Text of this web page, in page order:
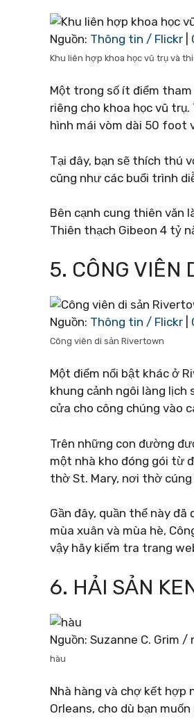
Nguồn: Thông tin / Flickr
Khu liên hợp khoa học vũ trụ và
Một trong số ít điểm
riêng cho khoa học vũ
hình mái vòm dài 50 foot
Tại đây, bạn sẽ thích thú
cũng như các buổi trình
Bên cạnh cung thiên văn
Thiên thạch Gibeon 4 tỷ
5. CÔNG VIÊN
Nguồn: Thông tin / Flickr
Công viên di sản Rivertown
Một điểm nổi bật khác ở
khung cảnh ngôi làng lịch
cửa cho công chúng vào
Trên những con đường
một nhà kho đóng gói từ
thờ St. Mary, nơi thờ
Gần đây, quần thể này
mùa xuân và mùa hè,
vậy hãy kiểm tra trang
6. HẢI SẢN
Nguồn: Suzanne C. Grim /
hàu
Nhà hàng và chợ kết hợp
Orleans, cho dù bạn